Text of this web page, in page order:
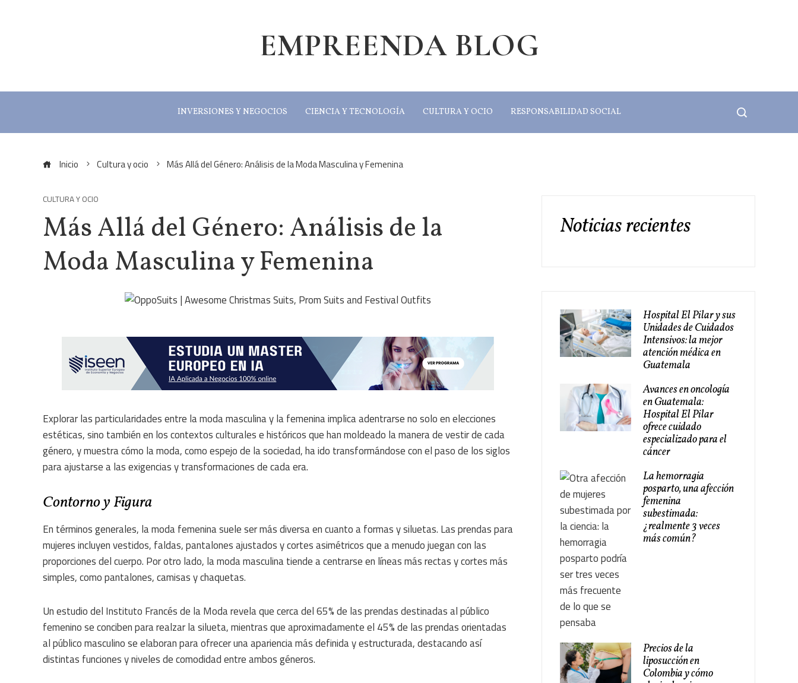
EMPREENDA BLOG
INVERSIONES Y NEGOCIOS CIENCIA Y TECNOLOGÍA CULTURA Y OCIO RESPONSABILIDAD SOCIAL
Inicio Cultura y ocio Más Allá del Género: Análisis de la Moda Masculina y Femenina
CULTURA Y OCIO
Más Allá del Género: Análisis de la
Moda Masculina y Femenina
Explorar las particularidades entre la moda masculina y la femenina implica adentrarse no solo en elecciones
estéticas, sino también en los contextos culturales e históricos que han moldeado la manera de vestir de cada
género, y muestra cómo la moda, como espejo de la sociedad, ha ido transformándose con el paso de los siglos
para ajustarse a las exigencias y transformaciones de cada era.
Contorno y Figura
En términos generales, la moda femenina suele ser más diversa en cuanto a formas y siluetas. Las prendas para
mujeres incluyen vestidos, faldas, pantalones ajustados y cortes asimétricos que a menudo juegan con las
proporciones del cuerpo. Por otro lado, la moda masculina tiende a centrarse en líneas más rectas y cortes más
simples, como pantalones, camisas y chaquetas.
Un estudio del Instituto Francés de la Moda revela que cerca del 65% de las prendas destinadas al público
femenino se conciben para realzar la silueta, mientras que aproximadamente el 45% de las prendas orientadas
al público masculino se elaboran para ofrecer una apariencia más definida y estructurada, destacando así
distintas funciones y niveles de comodidad entre ambos géneros.
Noticias recientes
Hospital El Pilar y sus
Unidades de Cuidados
Intensivos: la mejor
atención médica en
Guatemala
Avances en oncología
en Guatemala:
Hospital El Pilar
ofrece cuidado
especializado para el
cáncer
La hemorragia
posparto, una afección
femenina
subestimada:
¿realmente 3 veces
más común?
Precios de la
liposucción en
Colombia y cómo